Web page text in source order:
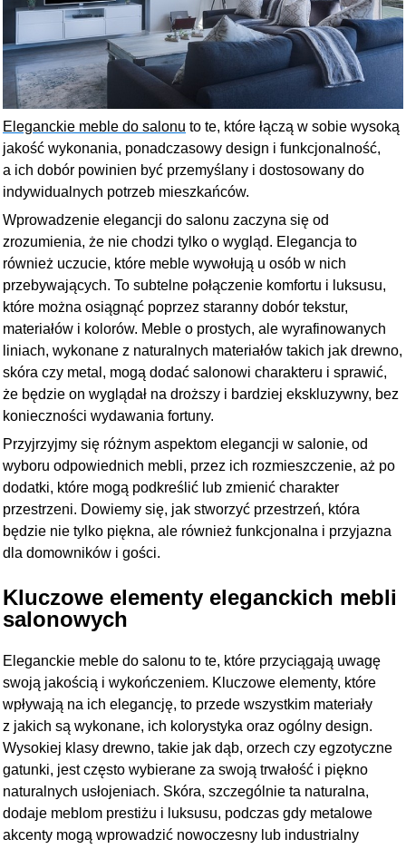
Eleganckie meble do salonu to te, które łączą w sobie wysoką
jakość wykonania, ponadczasowy design i funkcjonalność,
a ich dobór powinien być przemyślany i dostosowany do
indywidualnych potrzeb mieszkańców.
Wprowadzenie elegancji do salonu zaczyna się od
zrozumienia, że nie chodzi tylko o wygląd. Elegancja to
również uczucie, które meble wywołują u osób w nich
przebywających. To subtelne połączenie komfortu i luksusu,
które można osiągnąć poprzez staranny dobór tekstur,
materiałów i kolorów. Meble o prostych, ale wyrafinowanych
liniach, wykonane z naturalnych materiałów takich jak drewno,
skóra czy metal, mogą dodać salonowi charakteru i sprawić,
że będzie on wyglądał na droższy i bardziej ekskluzywny, bez
konieczności wydawania fortuny.
Przyjrzyjmy się różnym aspektom elegancji w salonie, od
wyboru odpowiednich mebli, przez ich rozmieszczenie, aż po
dodatki, które mogą podkreślić lub zmienić charakter
przestrzeni. Dowiemy się, jak stworzyć przestrzeń, która
będzie nie tylko piękna, ale również funkcjonalna i przyjazna
dla domowników i gości.
Kluczowe elementy eleganckich mebli
salonowych
Eleganckie meble do salonu to te, które przyciągają uwagę
swoją jakością i wykończeniem. Kluczowe elementy, które
wpływają na ich elegancję, to przede wszystkim materiały
z jakich są wykonane, ich kolorystyka oraz ogólny design.
Wysokiej klasy drewno, takie jak dąb, orzech czy egzotyczne
gatunki, jest często wybierane za swoją trwałość i piękno
naturalnych usłojeniach. Skóra, szczególnie ta naturalna,
dodaje meblom prestiżu i luksusu, podczas gdy metalowe
akcenty mogą wprowadzić nowoczesny lub industrialny